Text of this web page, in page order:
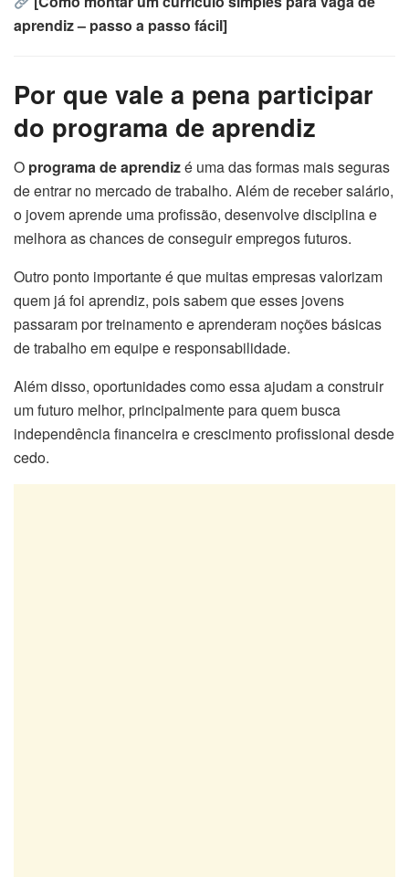
aprendiz – passo a passo fácil]
Por que vale a pena participar
do programa de aprendiz
O programa de aprendizé uma das formas mais seguras
de entrar no mercado de trabalho. Além de receber salário,
o jovem aprende uma profissão, desenvolve disciplina e
melhora as chances de conseguir empregos futuros.
Outro ponto importante é que muitas empresas valorizam
quem já foi aprendiz, pois sabem que esses jovens
passaram por treinamento e aprenderam noções básicas
de trabalho em equipe e responsabilidade.
Além disso, oportunidades como essa ajudam a construir
um futuro melhor, principalmente para quem busca
independência financeira e crescimento profissional desde
cedo.